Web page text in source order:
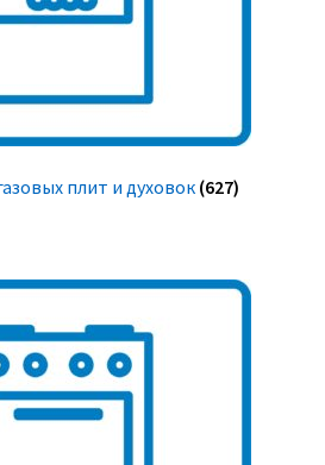
плит и духовок (627)